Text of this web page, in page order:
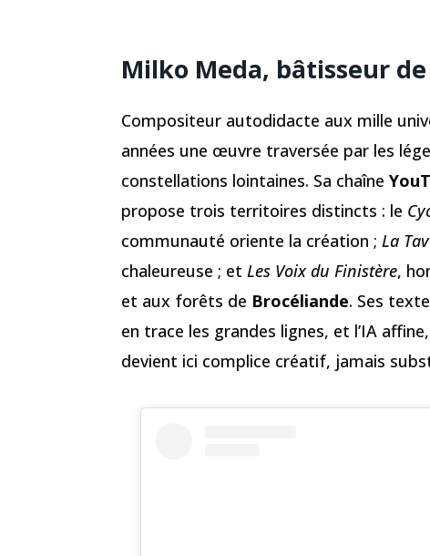
Milko Meda, bâtisseur
Compositeur autodidacte aux mille
années une œuvre traversée par les
constellations lointaines. Sa chaîne
propose trois territoires distincts : le
communauté oriente la création ; La
chaleureuse ; et Les Voix du Finistère,
et aux forêts de Brocéliande. Ses
en trace les grandes lignes, et l’IA
devient ici complice créatif, jamais